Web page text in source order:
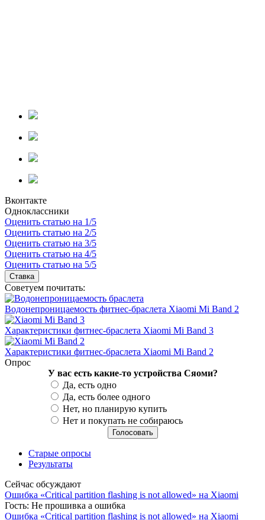
Вконтакте
Одноклассники
Оценить статью на 1/5
Оценить статью на 2/5
Оценить статью на 3/5
Оценить статью на 4/5
Оценить статью на 5/5
Советуем почитать:
Водонепроницаемость фитнес-браслета Xiaomi Mi Band 2
Характеристики фитнес-браслета Xiaomi Mi Band 3
Характеристики фитнес-браслета Xiaomi Mi Band 2
Опрос
У вас есть какие-то устройства Сяоми?
Варианты
Да, есть одно
Да, есть более одного
Нет, но планирую купить
Нет и покупать не собираюсь
Старые опросы
Результаты
Сейчас обсуждают
Ошибка «Сritical partition flashing is not allowed» на Xiaomi
Гость: Не прошивка а ошибка
Ошибка «Сritical partition flashing is not allowed» на Xiaomi